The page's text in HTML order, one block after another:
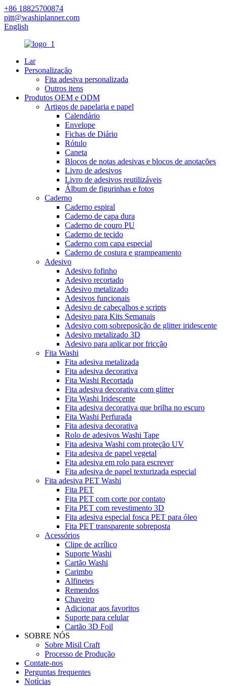
+86 18825700874
pitt@washiplanner.com
English
Lar
Personalização
Fita adesiva personalizada
Outros itens
Produtos OEM e ODM
Artigos de papelaria e papel
Calendário
Envelope
Fichas de Diário
Rótulo
Caneta
Blocos de notas adesivas e blocos de anotações
Livro de adesivos
Livro de adesivos reutilizáveis
Álbum de figurinhas e fotos
Caderno
Caderno espiral
Caderno de capa dura
Caderno de couro PU
Caderno de tecido
Caderno com capa especial
Caderno de costura e grampeamento
Adesivo
Adesivo fofinho
Adesivo recortado
Adesivo metalizado
Adesivos funcionais
Adesivo de cabeçalhos e scripts
Adesivo para Kits Semanais
Adesivo com sobreposição de glitter iridescente
Adesivo metalizado 3D
Adesivo para aplicar por fricção
Fita Washi
Fita adesiva metalizada
Fita adesiva decorativa
Fita Washi Recortada
Fita adesiva decorativa com glitter
Fita Washi Iridescente
Fita adesiva decorativa que brilha no escuro
Fita Washi Perfurada
Fita adesiva decorativa
Rolo de adesivos Washi Tape
Fita adesiva Washi com proteção UV
Fita adesiva de papel vegetal
Fita adesiva em rolo para escrever
Fita adesiva de papel texturizada especial
Fita adesiva PET Washi
Fita PET
Fita PET com corte por contato
Fita PET com revestimento 3D
Fita adesiva especial fosca PET para óleo
Fita PET transparente sobreposta
Acessórios
Clipe de acrílico
Suporte Washi
Cartão Washi
Carimbo
Alfinetes
Remendos
Chaveiro
Adicionar aos favoritos
Suporte para celular
Cartão 3D Foil
SOBRE NÓS
Sobre Misil Craft
Processo de Produção
Contate-nos
Perguntas frequentes
Notícias